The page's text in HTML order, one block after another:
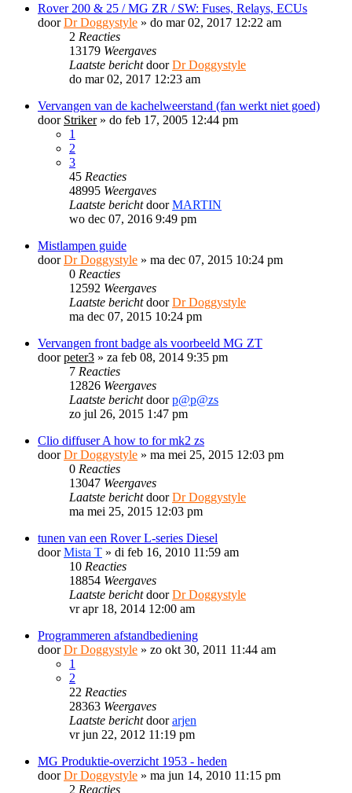
Rover 200 & 25 / MG ZR / SW: Fuses, Relays, ECUs
doorDr Doggystyle » do mar 02, 2017 12:22 am
2 Reacties
13179 Weergaves
Laatste berichtdoorDr Doggystyle
do mar 02, 2017 12:23 am
Vervangen van de kachelweerstand (fan werkt niet goed)
door Striker» do feb 17, 2005 12:44 pm
1
2
3
45 Reacties
48995 Weergaves
Laatste berichtdoorMARTIN
wo dec 07, 2016 9:49 pm
Mistlampen guide
doorDr Doggystyle » ma dec 07, 2015 10:24 pm
0 Reacties
12592 Weergaves
Laatste berichtdoorDr Doggystyle
ma dec 07, 2015 10:24 pm
Vervangen front badge als voorbeeld MG ZT
doorpeter3 » za feb 08, 2014 9:35 pm
7 Reacties
12826 Weergaves
Laatste berichtdoorp@p@zs
zo jul 26, 2015 1:47 pm
Clio diffuser A how to for mk2 zs
doorDr Doggystyle » ma mei 25, 2015 12:03 pm
0 Reacties
13047 Weergaves
Laatste berichtdoorDr Doggystyle
ma mei 25, 2015 12:03 pm
tunen van een Rover L-series Diesel
doorMista T » di feb 16, 2010 11:59 am
10 Reacties
18854 Weergaves
Laatste berichtdoorDr Doggystyle
vr apr 18, 2014 12:00 am
Programmeren afstandbediening
doorDr Doggystyle » zo okt 30, 2011 11:44 am
1
2
22 Reacties
28363 Weergaves
Laatste berichtdoorarjen
vr jun 22, 2012 11:19 pm
MG Produktie-overzicht 1953 - heden
doorDr Doggystyle » ma jun 14, 2010 11:15 pm
2 Reacties